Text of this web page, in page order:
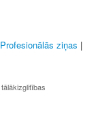
Profesionālās ziņas |